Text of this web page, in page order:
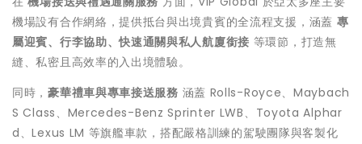
機場設有合作網絡，提供抵台與出境貴賓的全流程支援，涵蓋 專
屬迎賓、行李協助、快速通關與私人航廈銜接 等環節，打造無
縫、私密且高效率的入出境體驗。
同時，豪華禮車與專車接送服務 涵蓋 Rolls-Royce、Maybach
S Class、Mercedes-Benz Sprinter LWB、Toyota Alphar
d、Lexus LM 等旗艦車款，搭配嚴格訓練的駕駛團隊與客製化